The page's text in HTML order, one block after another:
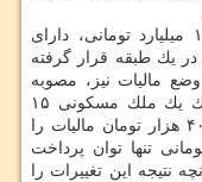
املاك از یك ملك روستایی تا یك ملك ۱۰ میلیارد تومانی، دارای
یك طبقه قرار گرفته
مالیات نیز، مصوبه
كمیسیون تلفیق بدین مفهوم است كه مالك یك ملك مسكونی ۱۵
میلیارد تومانی تنها توان پرداخت ماهیانه ۴۰۰ هزار تومان مالیات را
اتومبیل ۱.۵ میلیارد تومانی تنها توان پرداخت
چنانچه نتیجه این تغییرات را